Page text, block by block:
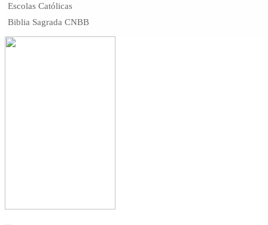
Escolas Católicas
Biblia Sagrada CNBB